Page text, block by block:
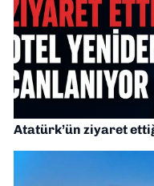
Atatürk’ün ziyaret